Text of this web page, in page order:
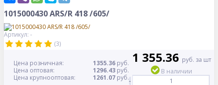
1015000430 ARS/R 418 /605/
Артикул: -
(3)
Цена розничная: 1355.36 руб.
Цена оптовая:
1296.43 руб.
Цена крупнооптовая:
1261.07 руб.
1 355.36 руб. за шт
В наличии
-